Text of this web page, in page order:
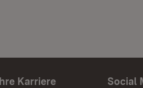
Karriere Social